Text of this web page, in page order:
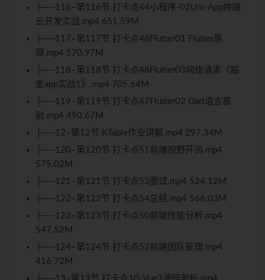
├──116–第116节 打卡点44小程序-02Uni-App跨端
云开发实战.mp4 651.59M
├──117–第117节 打卡点46Flutter01 Flutter原
理.mp4 570.97M
├──118–第118节 打卡点48Flutter03网络请求《掘
金app实战1》.mp4 705.64M
├──119–第119节 打卡点47Flutter02 Dart语言基
础.mp4 490.67M
├──12–第12节 KTable作业讲解.mp4 297.34M
├──120–第120节 打卡点51前端视野开阔.mp4
575.02M
├──121–第121节 打卡点53面试.mp4 524.12M
├──122–第122节 打卡点54总结.mp4 566.03M
├──123–第123节 打卡点50前端性能分析.mp4
547.52M
├──124–第124节 打卡点52前端团队管理.mp4
416.72M